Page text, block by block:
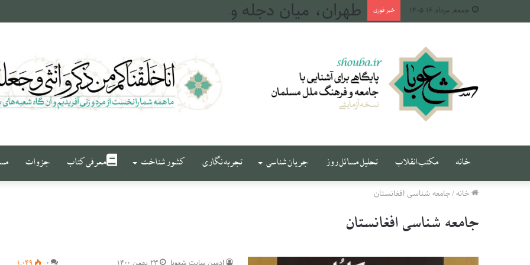
جمعه, مرداد ۱۶ ۱۴۰۵ خبر فوری طهران، میان دجله و فرات
خانه مکتب انقلاب تحلیل مسائل روز جریان شناسی تجربه نگاری کشور شناخت معرفی کتاب جزوات
خانه/جامعه شناسی افغانستان
جامعه شناسی افغانستان
ادمین سایت شعوبا ۲۳ بهمن ۱۴۰۰ ۰ ۱,۰۴۹